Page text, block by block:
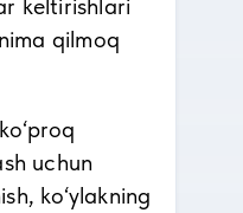
keltirishlari
qilmoq
uchun
ko‘ylakning